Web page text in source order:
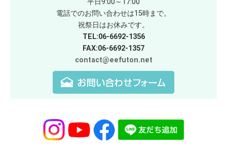
電話でのお問い合わせは15時まで。
祝祭日はお休みです。
TEL:06-6692-1356
FAX:06-6692-1357
contact@eefuton.net